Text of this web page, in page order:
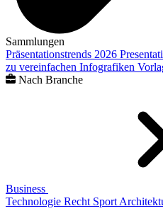
Sammlungen
Präsentationstrends 2026
zu vereinfachen Infografiken
Nach Branche
Business
Technologie Recht Sport